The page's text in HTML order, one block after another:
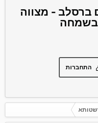
ברסלב - מצווה
בשמחה
התחברות